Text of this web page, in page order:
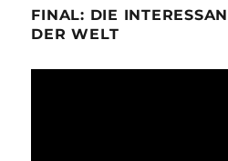
FINAL: DIE
DER WELT